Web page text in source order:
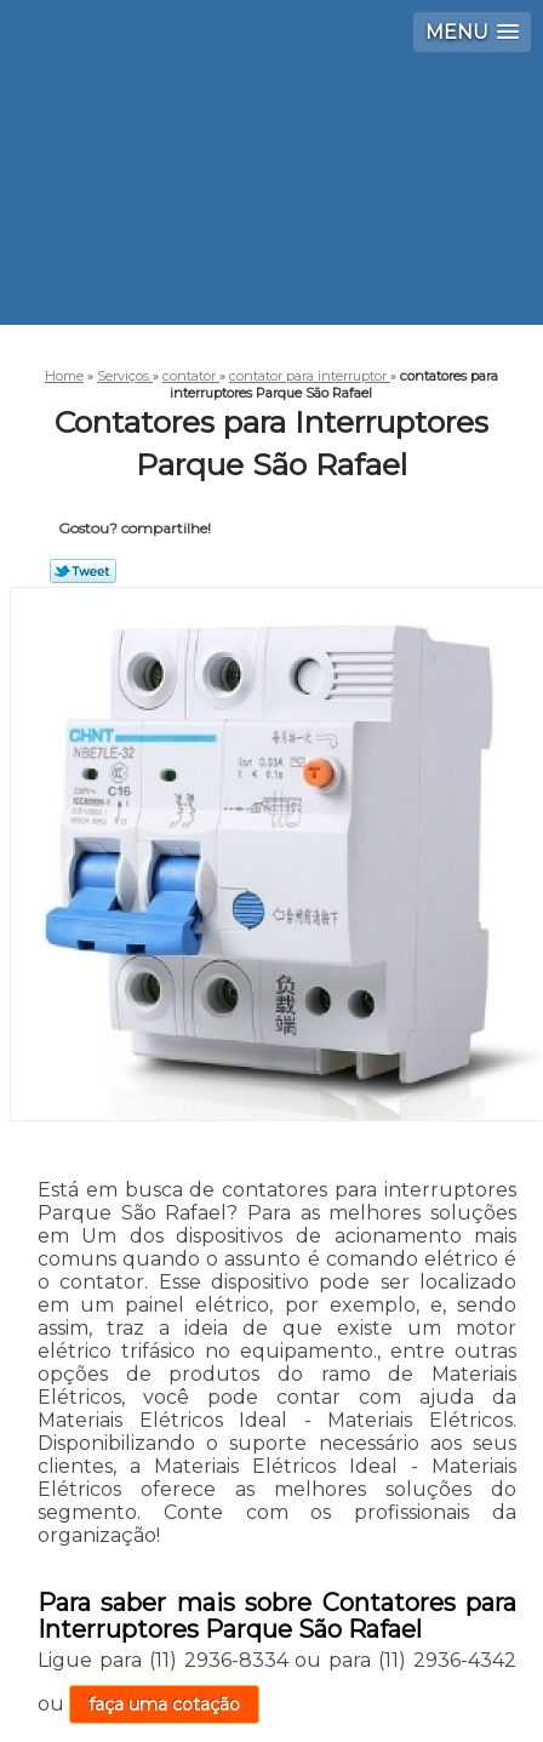
MENU
Home » Serviços » contator » contator para interruptor » contatores para
interruptores Parque São Rafael
Contatores para Interruptores
Parque São Rafael
Gostou? compartilhe!
Está em busca de contatores para interruptores
Parque São Rafael? Para as melhores soluções
em Um dos dispositivos de acionamento mais
comuns quando o assunto é comando elétrico é
o contator. Esse dispositivo pode ser localizado
em um painel elétrico, por exemplo, e, sendo
assim, traz a ideia de que existe um motor
elétrico trifásico no equipamento., entre outras
opções de produtos do ramo de Materiais
Elétricos, você pode contar com ajuda da
Materiais Elétricos Ideal - Materiais Elétricos.
Disponibilizando o suporte necessário aos seus
clientes, a Materiais Elétricos Ideal - Materiais
Elétricos oferece as melhores soluções do
segmento. Conte com os profissionais da
organização!
Para saber mais sobre Contatores para
Interruptores Parque São Rafael
Ligue para (11) 2936-8334ou para (11) 2936-4342
ou
faça uma cotação